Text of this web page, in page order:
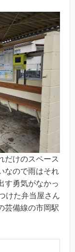
だけのスペース
なので雨はそれ
す勇気がなかっ
けた弁当屋さん
芸備線の市岡駅